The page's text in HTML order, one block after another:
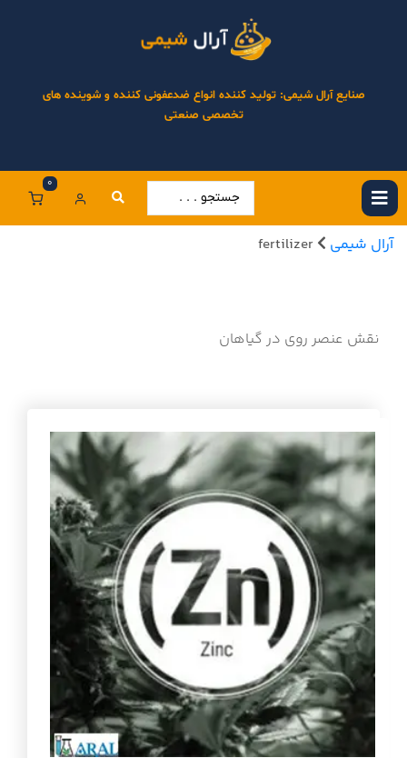
صنایع آرال شیمی: تولید کننده انواع ضدعفونی کننده و شوینده های
تخصصی صنعتی
0
آرال شیمی fertilizer
نقش عنصر روی در گیاهان